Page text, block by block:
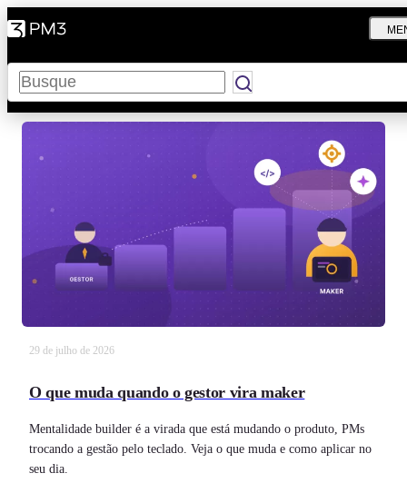
Pesquisar
29 de julho de 2026
O que muda quando o gestor vira maker
Mentalidade builder é a virada que está mudando o produto, PMs
trocando a gestão pelo teclado. Veja o que muda e como aplicar no
seu dia.